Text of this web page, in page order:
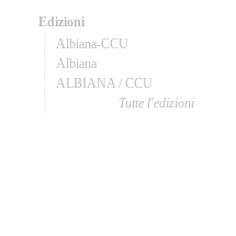
Edizioni
Albiana-CCU
Albiana
ALBIANA / CCU
Tutte l'edizioni